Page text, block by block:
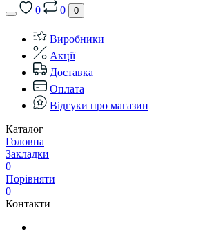
0
0 0
Виробники
Акції
Доставка
Оплата
Відгуки про магазин
Каталог
Головна
Закладки
0
Порівняти
0
Контакти